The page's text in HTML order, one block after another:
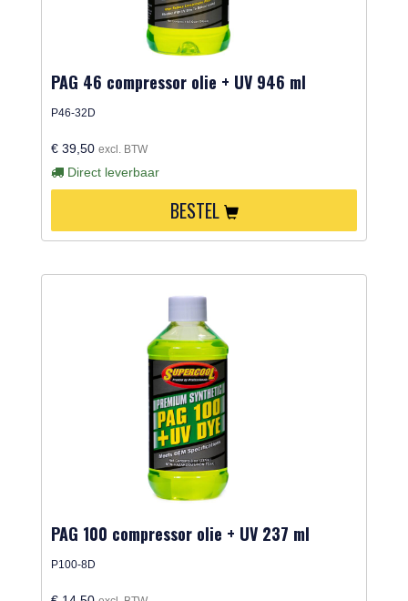
PAG 46 compressor olie + UV 946 ml
P46-32D
€ 39,50 excl. BTW
Direct leverbaar
BESTEL
PAG 100 compressor olie + UV 237 ml
P100-8D